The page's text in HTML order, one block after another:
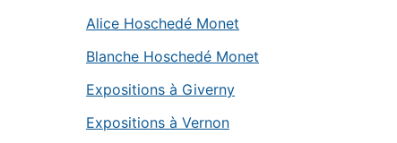
Alice Hoschedé Monet
Blanche Hoschedé Monet
Expositions à Giverny
Expositions à Vernon